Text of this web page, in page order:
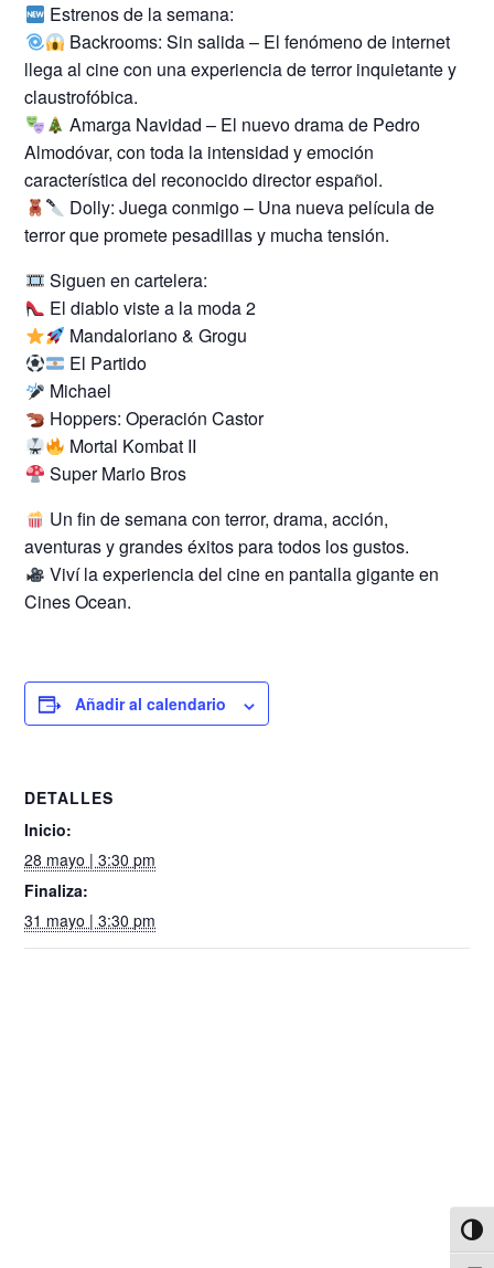
Estrenos de la semana:
Backrooms: Sin salida – El fenómeno de internet
llega al cine con una experiencia de terror inquietante y
claustrofóbica.
Amarga Navidad – El nuevo drama de Pedro
Almodóvar, con toda la intensidad y emoción
característica del reconocido director español.
Dolly: Juega conmigo – Una nueva película de
terror que promete pesadillas y mucha tensión.
Siguen en cartelera:
El diablo viste a la moda 2
Mandaloriano & Grogu
El Partido
Michael
Hoppers: Operación Castor
Mortal Kombat II
Super Mario Bros
Un fin de semana con terror, drama, acción,
aventuras y grandes éxitos para todos los gustos.
Viví la experiencia del cine en pantalla gigante en
Cines Ocean.
Añadir al calendario
DETALLES
Inicio:
28 mayo | 3:30 pm
Finaliza:
31 mayo | 3:30 pm